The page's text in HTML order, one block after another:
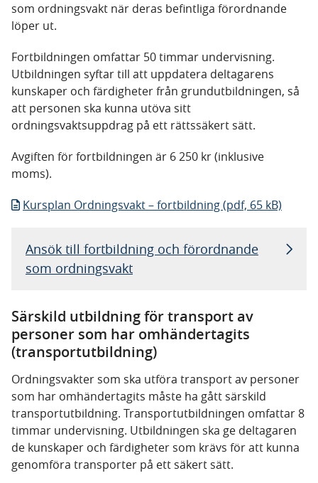
som ordningsvakt när deras befintliga förordnande
löper ut.
Fortbildningen omfattar 50 timmar undervisning.
Utbildningen syftar till att uppdatera deltagarens
kunskaper och färdigheter från grundutbildningen, så
att personen ska kunna utöva sitt
ordningsvaktsuppdrag på ett rättssäkert sätt.
Avgiften för fortbildningen är 6 250 kr (inklusive
moms).
Kursplan Ordningsvakt – fortbildning (pdf, 65 kB)
Ansök till fortbildning och förordnande
som ordningsvakt
Särskild utbildning för transport av
personer som har omhändertagits
(transportutbildning)
Ordningsvakter som ska utföra transport av personer
som har omhändertagits måste ha gått särskild
transportutbildning. Transportutbildningen omfattar 8
timmar undervisning. Utbildningen ska ge deltagaren
de kunskaper och färdigheter som krävs för att kunna
genomföra transporter på ett säkert sätt.